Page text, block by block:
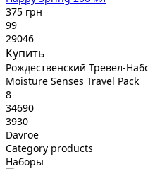
375 грн
99
29046
Купить
Рождественский Тревел-
Moisture Senses Travel Pack
8
34690
3930
Davroe
Category products
Наборы